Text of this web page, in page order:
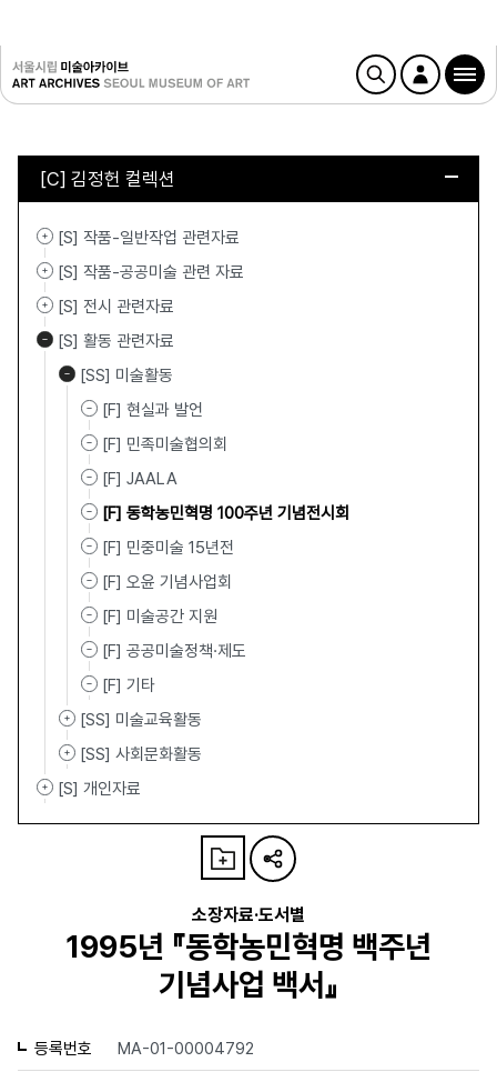
[C] 김정헌 컬렉션
[S] 작품-일반작업 관련자료
[S] 작품-공공미술 관련 자료
[S] 전시 관련자료
[S] 활동 관련자료
[SS] 미술활동
[F] 현실과 발언
[F] 민족미술협의회
[F] JAALA
[F] 동학농민혁명 100주년 기념전시회
[F] 민중미술 15년전
[F] 오윤 기념사업회
[F] 미술공간 지원
[F] 공공미술정책·제도
[F] 기타
[SS] 미술교육활동
[SS] 사회문화활동
[S] 개인자료
소장자료·도서별
1995년 『동학농민혁명 백주년
기념사업 백서』
등록번호 MA-01-00004792